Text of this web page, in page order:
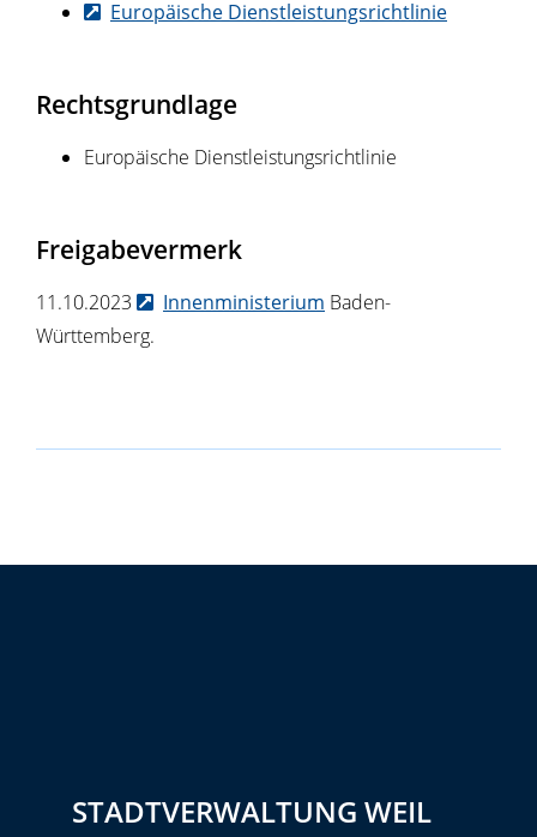
Europäische Dienstleistungsrichtlinie
Rechtsgrundlage
Europäische Dienstleistungsrichtlinie
Freigabevermerk
11.10.2023 Innenministerium Baden-
Württemberg.
STADTVERWALTUNG WEIL